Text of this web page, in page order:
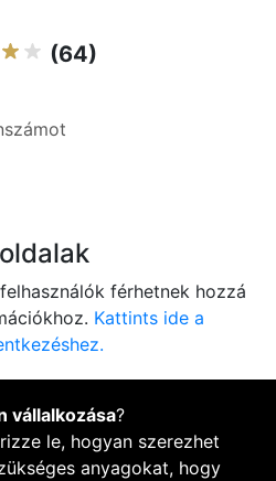
(64)
férhetnek hozzá
Kattints ide a
vállalkozása?
le, hogyan szerezhet
anyagokat, hogy